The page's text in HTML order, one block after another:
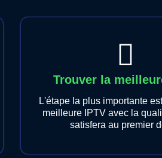
Trouver la
L'étape la plus importante
meilleure IPTV avec la
satisfera au premier